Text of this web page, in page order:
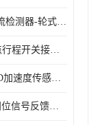
MCXLLL-L料流检测器-轮式煤流信号控制器
TM1301 无触点行程开关接线在交通设备中的稳定性
JYBRDC-CMTD加速度传感器距离远
HCGK8036B 阀位信号反馈装置 限位开关